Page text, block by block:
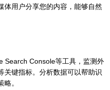
体用户分享您的内容，能够自然
Search Console等工具，监测外
关键指标。分析数据可以帮助识
。